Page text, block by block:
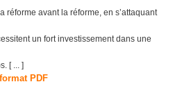
réforme avant la réforme, en s’attaquant
un fort investissement dans une
[ ... ]
PDF